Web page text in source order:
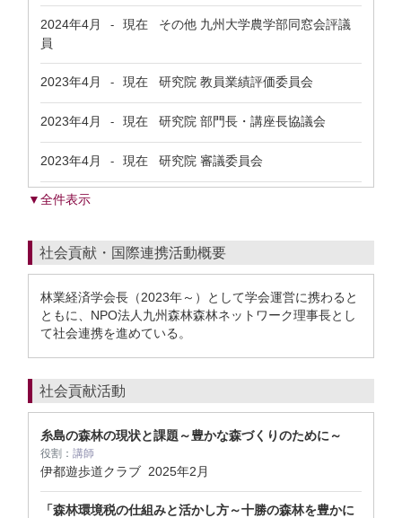
2024年4月 - 現在 その他 九州大学農学部同窓会評議
員
2023年4月 - 現在 研究院 教員業績評価委員会
2023年4月 - 現在 研究院 部門長・講座長協議会
2023年4月 - 現在 研究院 審議委員会
▼全件表示
社会貢献・国際連携活動概要
林業経済学会長（2023年～）として学会運営に携わると
ともに、NPO法人九州森林森林ネットワーク理事長とし
て社会連携を進めている。
社会貢献活動
糸島の森林の現状と課題～豊かな森づくりのために～
役割： 講師
伊都遊歩道クラブ 2025年2月
「森林環境税の仕組みと活かし方～十勝の森林を豊かに